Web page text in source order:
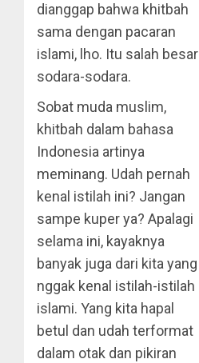
dianggap bahwa khitbah
sama dengan pacaran
islami, lho. Itu salah besar
sodara-sodara.
Sobat muda muslim,
khitbah dalam bahasa
Indonesia artinya
meminang. Udah pernah
kenal istilah ini? Jangan
sampe kuper ya? Apalagi
selama ini, kayaknya
banyak juga dari kita yang
nggak kenal istilah-istilah
islami. Yang kita hapal
betul dan udah terformat
dalam otak dan pikiran